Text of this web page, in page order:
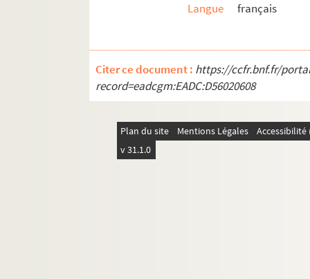
Langue
français
Citer ce document : https://ccfr.bnf.fr/
record=eadcgm:EADC:D56020608
Plan du site Mentions Légales
v 31.1.0